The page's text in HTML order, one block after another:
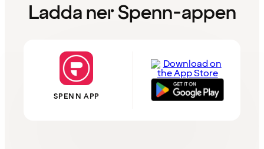
Ladda ner Spenn-appen
SPENN APP